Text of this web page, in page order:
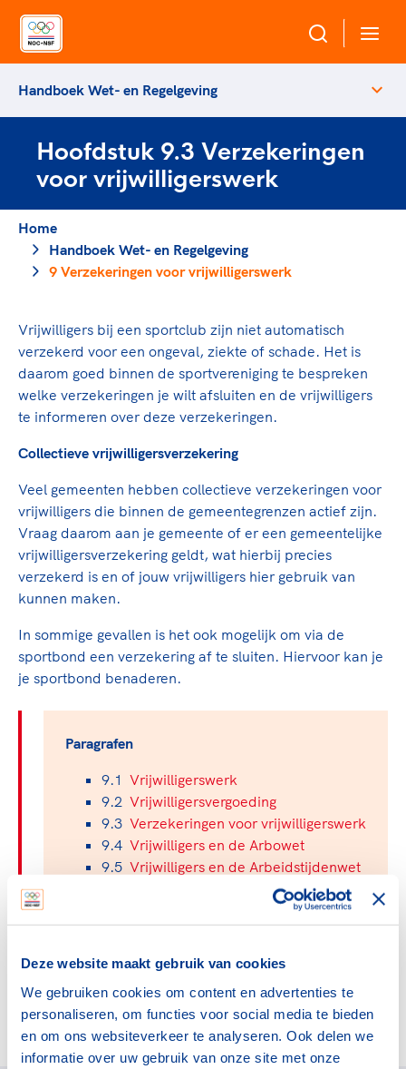
Deze website maakt gebruik van cookies
We gebruiken cookies om content en advertenties te
personaliseren, om functies voor social media te bieden
en om ons websiteverkeer te analyseren. Ook delen we
informatie over uw gebruik van onze site met onze
Over NOC*NSF
Sportagenda 2032
Leden
Algemene Vergadering
Raad van Toezicht en Bestuur
Merkbescherming NOC*NSF
Onze partners
Geven aan Sport
Sportakkoord II
Game Changer
TeamNL kids
Olympische geschiedenis
Nieuwspagina
Columns
Sport gaat niet vanzelf
Sport verenigt. Op sportclubs, pleintjes, tijdens
een rondje fietsen, door samen te skaten of naar
de sportschool te gaan. Door samen te juichen
Groot en het Nederlands Elftal. Of met trots te
genieten van de karatewedstrijd van je dochter,
hockeywedstrijd van je buurjongen.
Lees verder
Sportdeelname
Bonden en professionals in de sport
Beleidsmedewerkers
Clubbestuurders
Trainer-coaches
Officials
Veilige en integere sport
Diversiteit en inclusie
Duurzaamheid
Bekwaam sportkader
Vitale clubs en bestuurlijk kader
Clubacties
Handboek Wet- en Regelgeving
Ruimte voor sport
Clubondersteuning
Beroepskrachten
Samen voor een veilige
sportomgeving
Voor welk gedrag staat de club? Wat mag wel
langs de lijn, in de kleedkamer, kantine en online?
En wat mag vooral niet? Een gedragscode geeft
hier richting aan en is dus een belangrijk
onderdeel van het clubbeleid rondom gewenst en
Topsport
Atletencommissie
Paralympische Talentdag
TeamNL Academie Kalender
TeamNL Sport Science Centre
Olympische Spelen LA28
Paralympische Spelen LA28
Topsportbeleid
Topsportfinanciering
Maatschappelijke waarde topsport
De TeamNL Academie
De TeamNL Academie biedt een leer- en
ontwikkelprogramma voor de volgende functies
binnen TeamNL programma's: experts, coaches,
toekomstig kader.
Lees verder
Pers
Handboek Wet- en Regelgeving
Hoofdstuk 9.3 Verzekeringen
voor vrijwilligerswerk
Home
Handboek Wet- en Regelgeving
9 Verzekeringen voor vrijwilligerswerk
Vrijwilligers bij een sportclub zijn niet automatisch
verzekerd voor een ongeval, ziekte of schade. Het is
daarom goed binnen de sportvereniging te bespreken
welke verzekeringen je wilt afsluiten en de vrijwilligers
te informeren over deze verzekeringen.
Collectieve vrijwilligersverzekering
Veel gemeenten hebben collectieve verzekeringen voor
vrijwilligers die binnen de gemeentegrenzen actief zijn.
Vraag daarom aan je gemeente of er een gemeentelijke
vrijwilligersverzekering geldt, wat hierbij precies
verzekerd is en of jouw vrijwilligers hier gebruik van
kunnen maken.
In sommige gevallen is het ook mogelijk om via de
sportbond een verzekering af te sluiten. Hiervoor kan je
je sportbond benaderen.
Paragrafen
9.1 Vrijwilligerswerk
9.2 Vrijwilligersvergoeding
9.3 Verzekeringen voor vrijwilligerswerk
9.4 Vrijwilligers en de Arbowet
9.5 Vrijwilligers en de Arbeidstijdenwet
Vrijwilligers en de AVG
Gratis VOG voor vrijwilligers
Asielzoekers of statushouders en
vrijwilligerswerk
9.10Vrijwilligersovereenkomst